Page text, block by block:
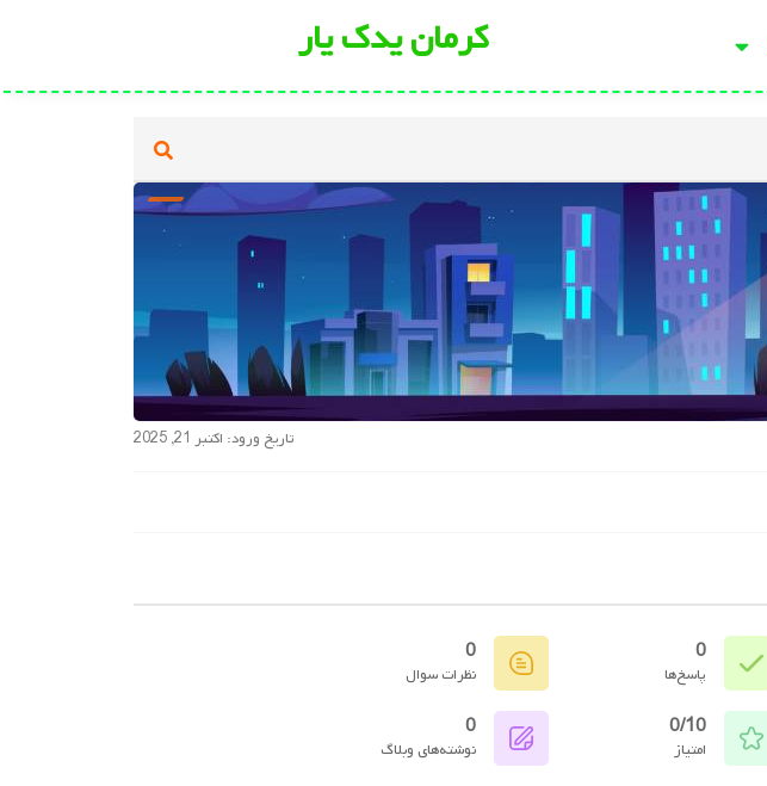
کرمان یدک یار
تاریخ ورود: اکتبر 21, 2025
0
پاسخ‌ها
0
نظرات سوال
0/10
امتیاز
0
نوشته‌های وبلاگ